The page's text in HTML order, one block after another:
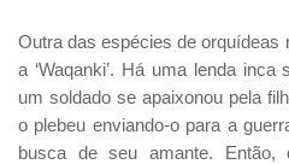
Outra das espécies de orquídeas
a ‘Waqanki’. Há uma lenda
um soldado se apaixonou pela
o plebeu enviando-o para a
busca de seu amante. Então,